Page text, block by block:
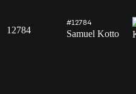
12784
#12784
Samuel Kotto